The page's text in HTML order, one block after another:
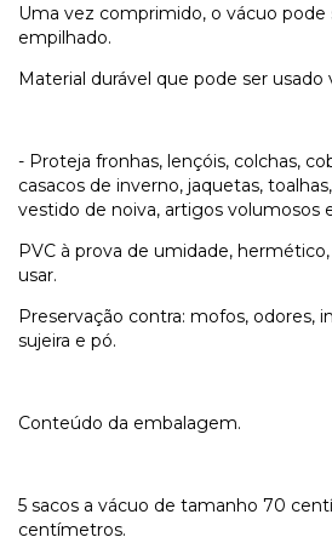
Uma vez comprimido, o vácuo
empilhado.
Material durável que pode ser usado
- Proteja fronhas, lençóis, colchas,
casacos de inverno, jaquetas,
vestido de noiva, artigos volumosos
PVC à prova de umidade,
usar.
Preservação contra: mofos, odores,
sujeira e pó.
Conteúdo da embalagem.
5 sacos a vácuo de tamanho 70
centímetros.